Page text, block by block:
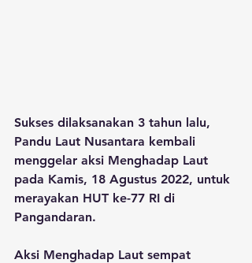
Sukses dilaksanakan 3 tahun lalu,
Pandu Laut Nusantara kembali
menggelar aksi Menghadap Laut
pada Kamis, 18 Agustus 2022, untuk
merayakan HUT ke-77 RI di
Pangandaran.
Aksi Menghadap Laut sempat